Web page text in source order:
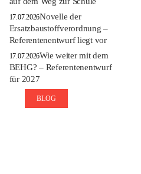
17.07.2026Novelle der
Ersatzbaustoffverordnung –
Referentenentwurf liegt vor
17.07.2026Wie weiter mit dem
BEHG? – Referentenentwurf
für 2027
BLOG